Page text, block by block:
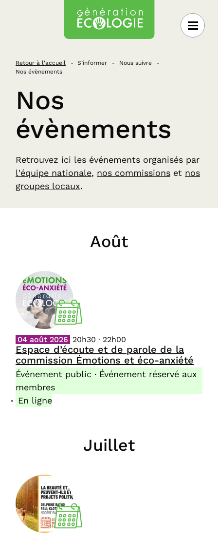
Retour à l'accueil S’informer
Nous suivre
Nos évènements
Nos
évènements
Retrouvez ici les événements organisés par
l'équipe nationale, nos commissions et nos
groupes locaux.
Août
Espace d’écoute et de parole de la
commission Émotions et éco-anxiété
04 août 2026 20h30 · 22h00
Événement public · Événement réservé aux
membres
En ligne
Juillet